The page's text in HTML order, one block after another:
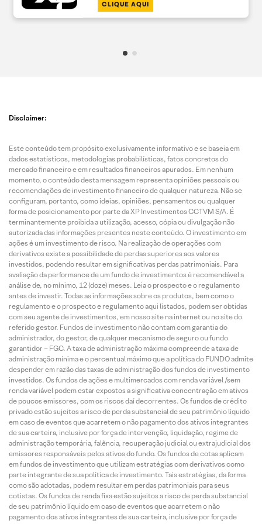
CLIQUE AQUI
Disclaimer:
Este conteúdo tem propósito exclusivamente informativo e se baseia em
dados estatísticos, metodologias probabilísticas, fatos concretos do
mercado financeiro e em resultados financeiros apurados. Em nenhum
momento, o conteúdo desta mensagem representa opiniões pessoais ou
recomendações de investimento financeiro de qualquer natureza. Não se
configuram, portanto, como ideias, opiniões, pensamentos ou qualquer
forma de posicionamento por parte da XP Investimentos CCTVM S/A. É
terminantemente proibida a utilização, acesso, cópia ou divulgação não
autorizada das informações presentes neste conteúdo. O investimento em
ações é um investimento de risco. Na realização de operações com
derivativos existe a possibilidade de perdas superiores aos valores
investidos, podendo resultar em significativas perdas patrimoniais. Para
avaliação da performance de um fundo de investimentos é recomendável a
análise de, no mínimo, 12 (doze) meses. Leia o prospecto e o regulamento
antes de investir. Todas as informações sobre os produtos, bem como o
regulamento e o prospecto e regulamento aqui listados, podem ser obtidas
com seu agente de investimentos, em nosso site na internet ou no site do
referido gestor. Fundos de investimento não contam com garantia do
administrador, do gestor, de qualquer mecanismo de seguro ou fundo
garantidor – FGC. A taxa de administração máxima compreende a taxa de
administração mínima e o percentual máximo que a política do FUNDO admite
despender em razão das taxas de administração dos fundos de investimento
investidos. Os fundos de ações e multimercados com renda variável /sem
renda variável podem estar expostos a significativa concentração em ativos
de poucos emissores, com os riscos daí decorrentes. Os fundos de crédito
privado estão sujeitos a risco de perda substancial de seu patrimônio líquido
em caso de eventos que acarretem o não pagamento dos ativos integrantes
de sua carteira, inclusive por força de intervenção, liquidação, regime de
administração temporária, falência, recuperação judicial ou extrajudicial dos
emissores responsáveis pelos ativos do fundo. Os fundos de cotas aplicam
em fundos de investimento que utilizam estratégias com derivativos como
parte integrante de sua política de investimento. Tais estratégias, da forma
como são adotadas, podem resultar em perdas patrimoniais para seus
cotistas. Os fundos de renda fixa estão sujeitos a risco de perda substancial
de seu patrimônio líquido em caso de eventos que acarretem o não
pagamento dos ativos integrantes de sua carteira, inclusive por força de